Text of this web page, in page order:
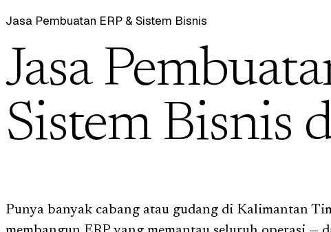
Jasa Pembuatan ERP & Sistem Bisnis
Jasa
Sistem Bisnis
Punya banyak cabang atau gudang di Kalimantan